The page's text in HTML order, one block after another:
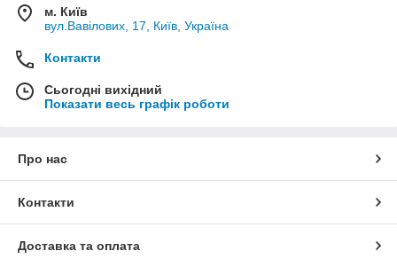
м. Київ
вул.Вавілових, 17, Київ, Україна
Контакти
Сьогодні вихідний
Показати весь графік роботи
Про нас
Контакти
Доставка та оплата